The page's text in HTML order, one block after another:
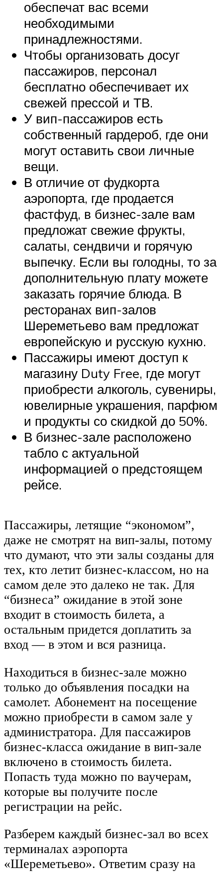
обеспечат вас всеми
необходимыми
принадлежностями.
Чтобы организовать досуг
пассажиров, персонал
бесплатно обеспечивает их
свежей прессой и ТВ.
У вип-пассажиров есть
собственный гардероб, где они
могут оставить свои личные
вещи.
В отличие от фудкорта
аэропорта, где продается
фастфуд, в бизнес-зале вам
предложат свежие фрукты,
салаты, сендвичи и горячую
выпечку. Если вы голодны, то за
дополнительную плату можете
заказать горячие блюда. В
ресторанах вип-залов
Шереметьево вам предложат
европейскую и русскую кухню.
Пассажиры имеют доступ к
магазину Duty Free, где могут
приобрести алкоголь, сувениры,
ювелирные украшения, парфюм
и продукты со скидкой до 50%.
В бизнес-зале расположено
табло с актуальной
информацией о предстоящем
рейсе.
Пассажиры, летящие “экономом”,
даже не смотрят на вип-залы, потому
что думают, что эти залы созданы для
тех, кто летит бизнес-классом, но на
самом деле это далеко не так. Для
“бизнеса” ожидание в этой зоне
входит в стоимость билета, а
остальным придется доплатить за
вход — в этом и вся разница.
Находиться в бизнес-зале можно
только до объявления посадки на
самолет. Абонемент на посещение
можно приобрести в самом зале у
администратора. Для пассажиров
бизнес-класса ожидание в вип-зале
включено в стоимость билета.
Попасть туда можно по ваучерам,
которые вы получите после
регистрации на рейс.
Разберем каждый бизнес-зал во всех
терминалах аэропорта
«Шереметьево». Ответим сразу на